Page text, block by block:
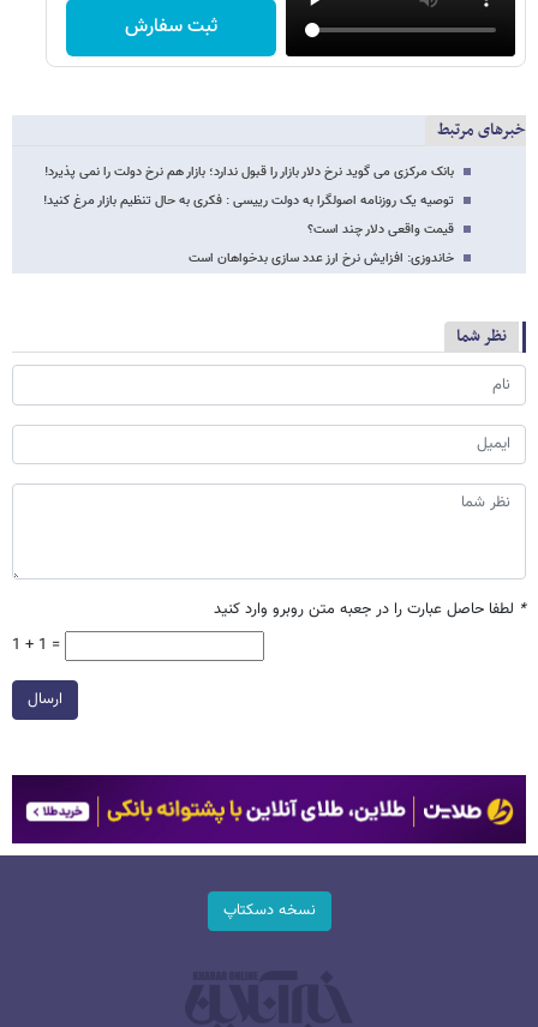
ثبت سفارش
خبرهای مرتبط
بانک مرکزی می گوید نرخ دلار بازار را قبول ندارد؛ بازار هم نرخ دولت را نمی پذیرد!
توصیه یک روزنامه اصولگرا به دولت رییسی : فکری به حال تنظیم بازار مرغ کنید!
قیمت واقعی دلار چند است؟
خاندوزی: افزایش نرخ ارز عدد سازی بدخواهان است
نظر شما
* لطفا حاصل عبارت را در جعبه متن روبرو وارد کنید
1 + 1 =
ارسال
نسخه دسکتاپ